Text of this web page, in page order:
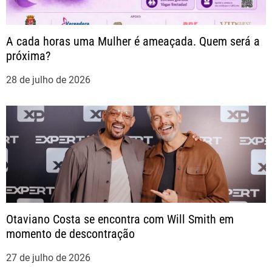
A cada horas uma Mulher é ameaçada. Quem será a
próxima?
28 de julho de 2026
Otaviano Costa se encontra com Will Smith em
momento de descontração
27 de julho de 2026